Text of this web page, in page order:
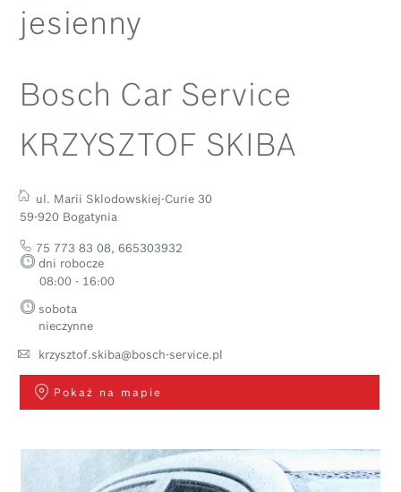
jesienny
Bosch Car Service
KRZYSZTOF SKIBA
ul. Marii Sklodowskiej-Curie 30
59-920 Bogatynia
75 773 83 08, 665303932
dni robocze
08:00 - 16:00
sobota
nieczynne
krzysztof.skiba@bosch-service.pl
Pokaż na mapie